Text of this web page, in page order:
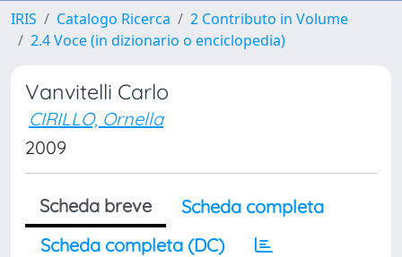
IRIS Catalogo Ricerca
2 Contributo in Volume
2.4 Voce (in dizionario o enciclopedia)
Vanvitelli Carlo
CIRILLO, Ornella
2009
Scheda breve
Scheda completa
Scheda completa (DC)